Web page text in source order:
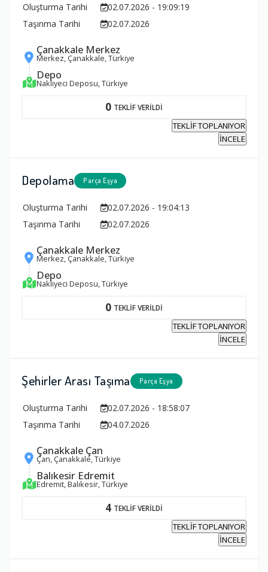
Oluşturma Tarihi
02.07.2026 - 19:09:19
Taşınma Tarihi
02.07.2026
Çanakkale Merkez
Merkez, Çanakkale, Türkiye
Depo
Nakliyeci Deposu, Türkiye
0 TEKLİF VERİLDİ
TEKLİF TOPLANIYOR
İNCELE
Depolama Parça Eşya
Oluşturma Tarihi
02.07.2026 - 19:04:13
Taşınma Tarihi
02.07.2026
Çanakkale Merkez
Merkez, Çanakkale, Türkiye
Depo
Nakliyeci Deposu, Türkiye
0 TEKLİF VERİLDİ
TEKLİF TOPLANIYOR
İNCELE
Şehirler Arası Taşıma Parça Eşya
Oluşturma Tarihi
02.07.2026 - 18:58:07
Taşınma Tarihi
04.07.2026
Çanakkale Çan
Çan, Çanakkale, Türkiye
Balıkesir Edremit
Edremit, Balıkesir, Türkiye
4 TEKLİF VERİLDİ
TEKLİF TOPLANIYOR
İNCELE